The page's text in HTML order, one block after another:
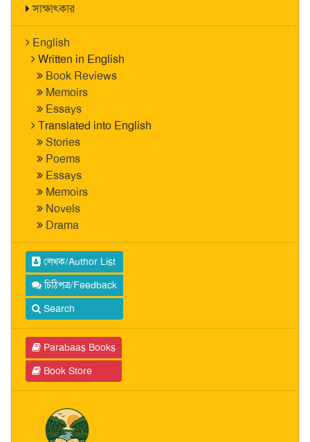
সাক্ষাৎকার
English
Written in English
Book Reviews
Memoirs
Essays
Translated into English
Stories
Poems
Essays
Memoirs
Novels
Drama
লেখক/Author List
চিঠিপত্র/Feedback
Search
Parabaas Books
Book Store